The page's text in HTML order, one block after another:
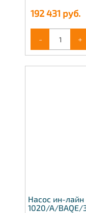
192 431 руб.
- +
Насос ин-
1020/A/BAQE/